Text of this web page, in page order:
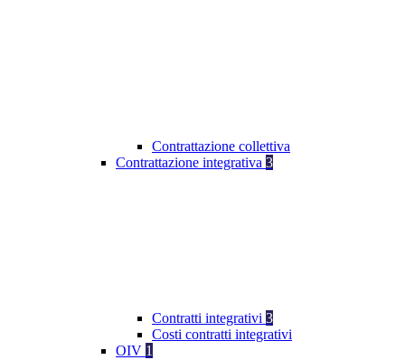
Contrattazione collettiva
Contrattazione integrativa 3
Contratti integrativi 3
Costi contratti integrativi
OIV 1